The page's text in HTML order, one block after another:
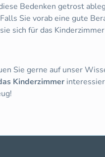
Bedenken getrost
Sie vorab eine gute
sich für das
Sie gerne auf unser
Kinderzimmer